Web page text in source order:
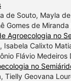
de Souto, Mayla
Gomes de
Agroecologia no
Calixto
Flávio Medeiros
no
Geovana